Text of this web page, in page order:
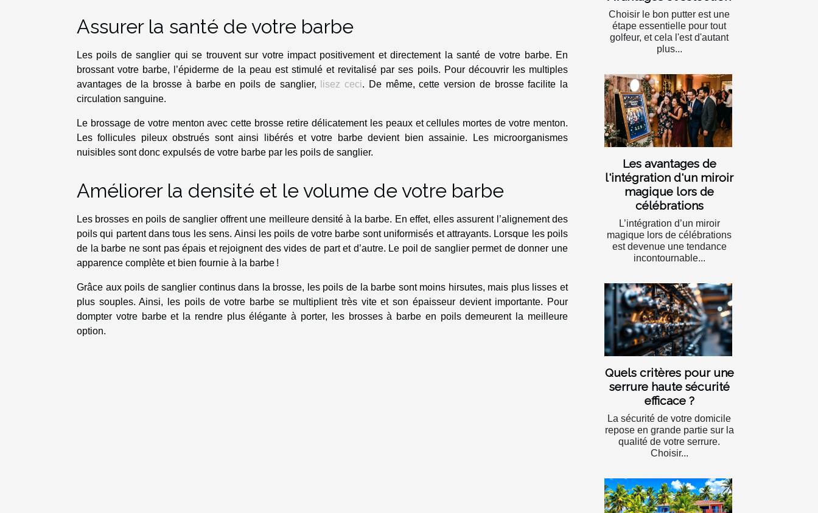
Assurer la santé de votre barbe
Les poils de sanglier qui se trouvent sur votre impact positivement et directement la santé de votre barbe. En
brossant votre barbe, l’épiderme de la peau est stimulé et revitalisé par ses poils. Pour découvrir les multiples
avantages de la brosse à barbe en poils de sanglier,
lisez ceci. De même, cette version de brosse facilite la
circulation sanguine.
Le brossage de votre menton avec cette brosse retire délicatement les peaux et cellules mortes de votre menton.
Les follicules pileux obstrués sont ainsi libérés et votre barbe devient bien assainie. Les microorganismes
nuisibles sont donc expulsés de votre barbe par les poils de sanglier.
Améliorer la densité et le volume de votre barbe
Les brosses en poils de sanglier offrent une meilleure densité à la barbe. En effet, elles assurent l’alignement des
poils qui partent dans tous les sens. Ainsi les poils de votre barbe sont uniformisés et attrayants. Lorsque les poils
de la barbe ne sont pas épais et rejoignent des vides de part et d’autre. Le poil de sanglier permet de donner une
apparence complète et bien fournie à la barbe !
Grâce aux poils de sanglier continus dans la brosse, les poils de la barbe sont moins hirsutes, mais plus lisses et
plus souples. Ainsi, les poils de votre barbe se multiplient très vite et son épaisseur devient importante. Pour
dompter votre barbe et la rendre plus élégante à porter, les brosses à barbe en poils demeurent la meilleure
option.
Choisir le bon putter est une
étape essentielle pour tout
golfeur, et cela l'est d'autant
plus...
Les avantages de
l'intégration d'un miroir
magique lors de
célébrations
L’intégration d’un miroir
magique lors de célébrations
est devenue une tendance
incontournable...
Quels critères pour une
serrure haute sécurité
efficace ?
La sécurité de votre domicile
repose en grande partie sur la
qualité de votre serrure.
Choisir...